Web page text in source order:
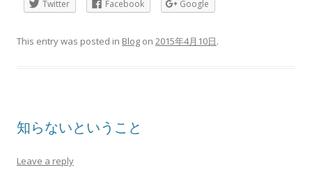
Twitter
Facebook Google
This entry was posted in Blog on 2015年4月10日.
知らないということ
Leave a reply